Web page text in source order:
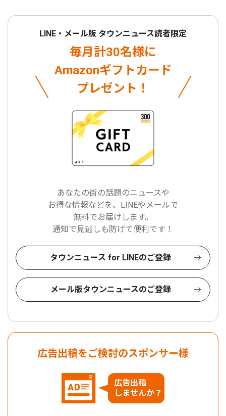
LINE・メール版 タウンニュース読者限定
毎月計30名様に
Amazonギフトカード
プレゼント！
あなたの街の話題のニュースや
お得な情報などを、LINEやメールで
無料でお届けします。
通知で見逃しも防げて便利です！
タウンニュース for LINEのご登録
メール版タウンニュースのご登録
広告出稿をご検討のスポンサー様
広告出稿
しませんか？